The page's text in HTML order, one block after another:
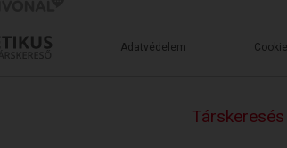
Adatvédelem